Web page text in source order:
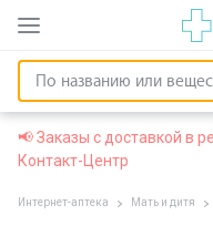
📢 Заказы с доставкой в
Контакт-Центр
Интернет-аптека Мать и дитя